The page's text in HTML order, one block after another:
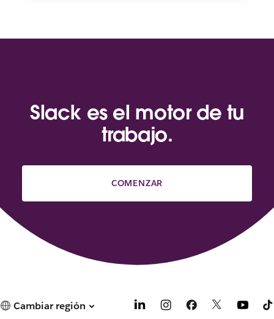
Slack es el motor de tu
trabajo.
COMENZAR
Cambiar región